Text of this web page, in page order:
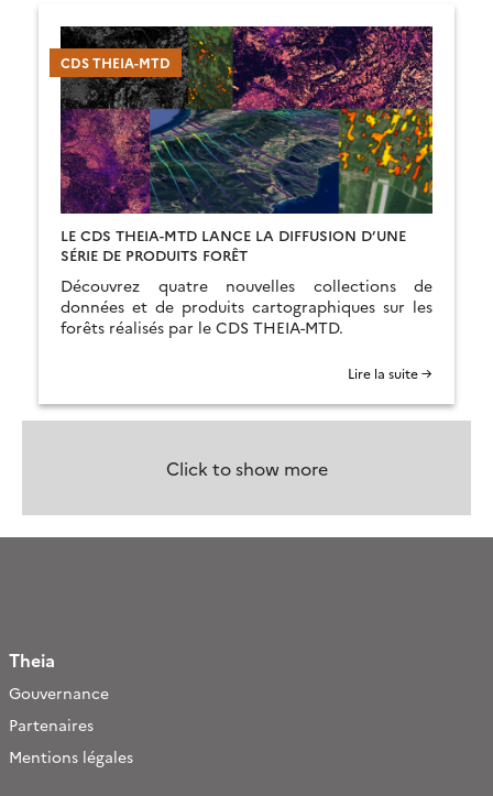
CDS THEIA-MTD
LE CDS THEIA-MTD LANCE LA DIFFUSION D’UNE
SÉRIE DE PRODUITS FORÊT
Découvrez quatre nouvelles collections de
données et de produits cartographiques sur les
forêts réalisés par le CDS THEIA-MTD.
Lire la suite →
Click to show more
Theia
Gouvernance
Partenaires
Mentions légales